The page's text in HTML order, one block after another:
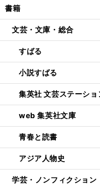
書籍
文芸・文庫・総合
すばる
小説すばる
集英社 文芸ステーショ
web 集英社文庫
青春と読書
アジア人物史
学芸・ノンフィクション